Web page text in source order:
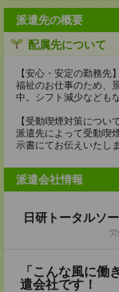
派遣先の概要
配属先について
【安心・安定の勤務先】
福祉のお仕事のため、
中。シフト減少なども
【受動喫煙対策について
派遣先によって受動喫
示書にてお伝えいたし
派遣会社情報
日研トータルソ
労
「こんな風に働
遣会社です！